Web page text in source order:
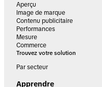
Aperçu
Image de marque
Contenu publicitaire
Performances
Mesure
Commerce
Trouvez votre solution
Par secteur
Apprendre